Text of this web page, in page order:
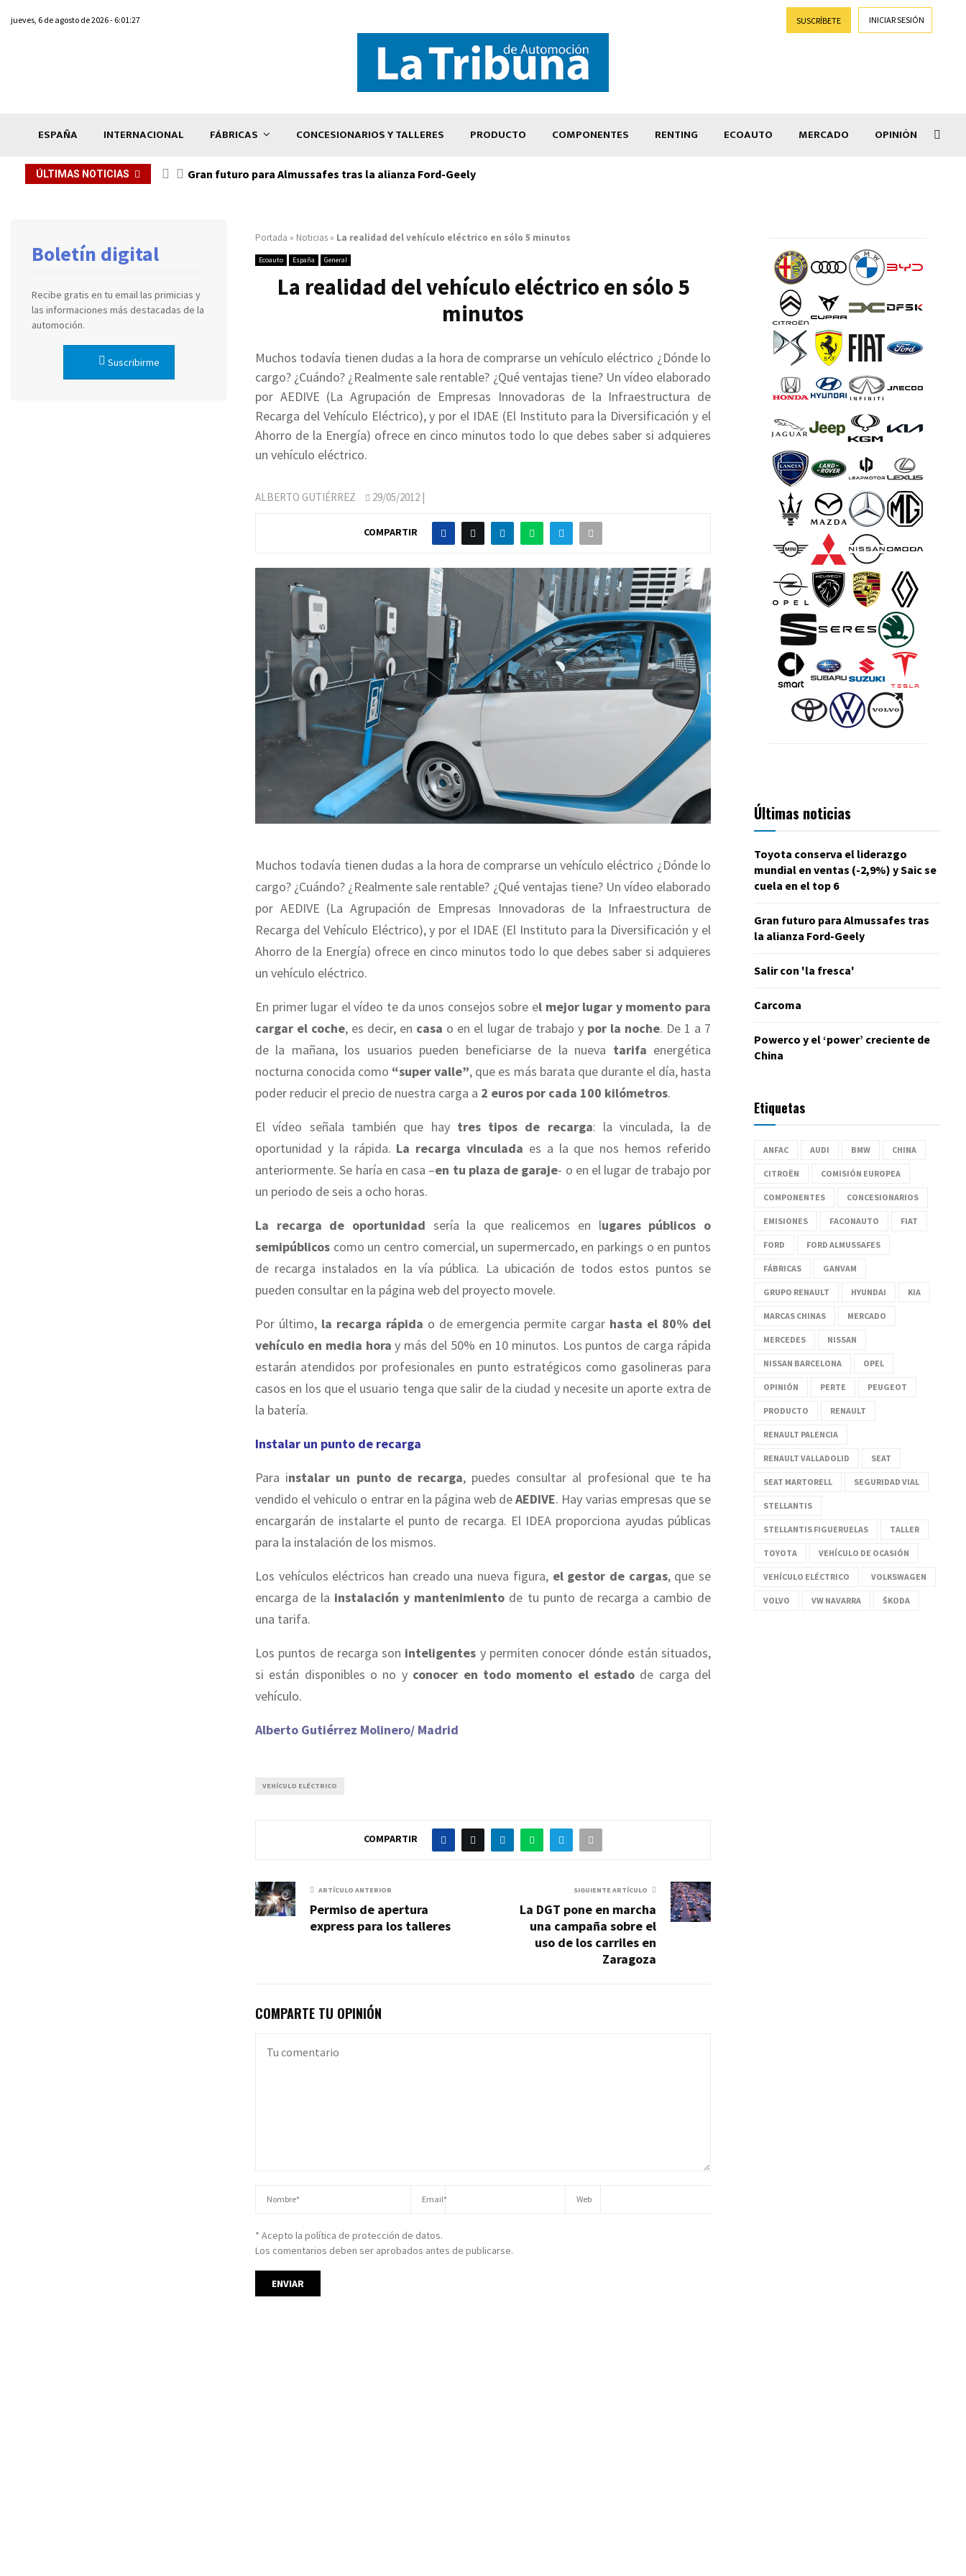
jueves, 6 de agosto de 2026 - 6:01:27 SUSCRÍBETE INICIAR SESIÓN
ESPAÑA INTERNACIONAL FÁBRICAS CONCESIONARIOS Y TALLERES PRODUCTO COMPONENTES RENTING ECOAUTO MERCADO OPINIÓN
ÚLTIMAS NOTICIAS Gran futuro para Almussafes tras la alianza Ford-Geely
Portada » Noticias » La realidad del vehículo eléctrico en sólo 5 minutos
Ecoauto España General
La realidad del vehículo eléctrico en sólo 5
minutos
Muchos todavía tienen dudas a la hora de comprarse un vehículo eléctrico ¿Dónde lo
cargo? ¿Cuándo? ¿Realmente sale rentable? ¿Qué ventajas tiene? Un vídeo elaborado
por AEDIVE (La Agrupación de Empresas Innovadoras de la Infraestructura de
Recarga del Vehículo Eléctrico), y por el IDAE (El Instituto para la Diversificación y el
Ahorro de la Energía) ofrece en cinco minutos todo lo que debes saber si adquieres
un vehículo eléctrico.
ALBERTO GUTIÉRREZ 29/05/2012 |
COMPARTIR
Muchos todavía tienen dudas a la hora de comprarse un vehículo eléctrico ¿Dónde lo
cargo? ¿Cuándo? ¿Realmente sale rentable? ¿Qué ventajas tiene? Un vídeo elaborado
por AEDIVE (La Agrupación de Empresas Innovadoras de la Infraestructura de
Recarga del Vehículo Eléctrico), y por el IDAE (El Instituto para la Diversificación y el
Ahorro de la Energía) ofrece en cinco minutos todo lo que debes saber si adquieres
un vehículo eléctrico.
En primer lugar el vídeo te da unos consejos sobre el mejor lugar y momento para
cargar el coche, es decir, en casa o en el lugar de trabajo y por la noche. De 1 a 7
de la mañana, los usuarios pueden beneficiarse de la nueva tarifa energética
nocturna conocida como “super valle”, que es más barata que durante el día, hasta
poder reducir el precio de nuestra carga a 2 euros por cada 100 kilómetros.
El vídeo señala también que hay tres tipos de recarga: la vinculada, la de
oportunidad y la rápida. La recarga vinculada es a la que nos hemos referido
anteriormente. Se haría en casa –en tu plaza de garaje- o en el lugar de trabajo por
un periodo de seis a ocho horas.
La recarga de oportunidad sería la que realicemos en lugares públicos o
semipúblicos como un centro comercial, un supermercado, en parkings o en puntos
de recarga instalados en la vía pública. La ubicación de todos estos puntos se
pueden consultar en la página web del proyecto movele.
Por último, la recarga rápida o de emergencia permite cargar hasta el 80% del
vehículo en media horay más del 50% en 10 minutos. Los puntos de carga rápida
estarán atendidos por profesionales en punto estratégicos como gasolineras para
casos en los que el usuario tenga que salir de la ciudad y necesite un aporte extra de
la batería.
Instalar un punto de recarga
Para instalar un punto de recarga, puedes consultar al profesional que te ha
vendido el vehiculo o entrar en la página web deAEDIVE. Hay varias empresas que se
encargarán de instalarte el punto de recarga. El IDEA proporciona ayudas públicas
para la instalación de los mismos.
Los vehículos eléctricos han creado una nueva figura, el gestor de cargas, que se
encarga de la instalación y mantenimiento de tu punto de recarga a cambio de
una tarifa.
Los puntos de recarga son inteligentes y permiten conocer dónde están situados,
si están disponibles o no y conocer en todo momento el estadode carga del
vehículo.
Alberto Gutiérrez Molinero/ Madrid
VEHÍCULO ELÉCTRICO
COMPARTIR
ARTÍCULO ANTERIOR
Permiso de apertura
express para los talleres
SIGUIENTE ARTÍCULO
La DGT pone en marcha
una campaña sobre el
uso de los carriles en
Zaragoza
COMPARTE TU OPINIÓN
* Acepto la política de protección de datos.
Los comentarios deben ser aprobados antes de publicarse.
Boletín digital
Recibe gratis en tu email las primicias y
las informaciones más destacadas de la
automoción.
Suscribirme
Últimas noticias
Toyota conserva el liderazgo
mundial en ventas (-2,9%) y Saic se
cuela en el top 6
Gran futuro para Almussafes tras
la alianza Ford-Geely
Salir con 'la fresca'
Carcoma
Powerco y el ‘power’ creciente de
China
Etiquetas
ANFAC AUDI BMW CHINA
CITROËN COMISIÓN EUROPEA
COMPONENTES CONCESIONARIOS
EMISIONES FACONAUTO FIAT
FORD FORD ALMUSSAFES
FÁBRICAS GANVAM
GRUPO RENAULT HYUNDAI KIA
MARCAS CHINAS MERCADO
MERCEDES NISSAN
NISSAN BARCELONA OPEL
OPINIÓN PERTE PEUGEOT
PRODUCTO RENAULT
RENAULT PALENCIA
RENAULT VALLADOLID SEAT
SEAT MARTORELL SEGURIDAD VIAL
STELLANTIS
STELLANTIS FIGUERUELAS TALLER
TOYOTA VEHÍCULO DE OCASIÓN
VEHÍCULO ELÉCTRICO VOLKSWAGEN
VOLVO VW NAVARRA ŠKODA